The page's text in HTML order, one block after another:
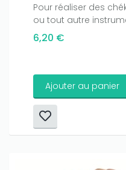
Pour réaliser des
ou tout autre
6,20 €
Ajouter au panier